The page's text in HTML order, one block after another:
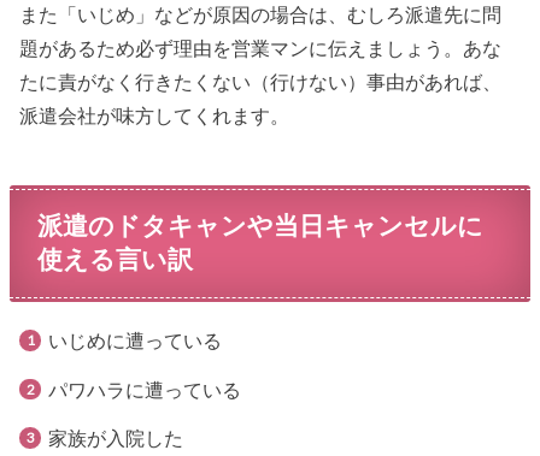
また「いじめ」などが原因の場合は、むしろ派遣先に問
題があるため必ず理由を営業マンに伝えましょう。あな
たに責がなく行きたくない（行けない）事由があれば、
派遣会社が味方してくれます。
派遣のドタキャンや当日キャンセルに
使える言い訳
いじめに遭っている
パワハラに遭っている
家族が入院した